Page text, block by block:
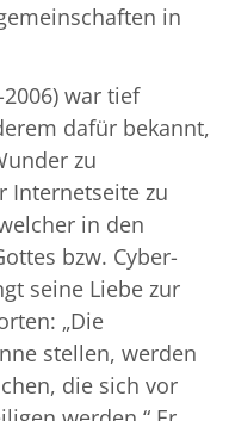
in
war tief
dafür bekannt,
zu
Internetseite zu
in den
bzw. Cyber-
seine Liebe zur
„Die
stellen, werden
die sich vor